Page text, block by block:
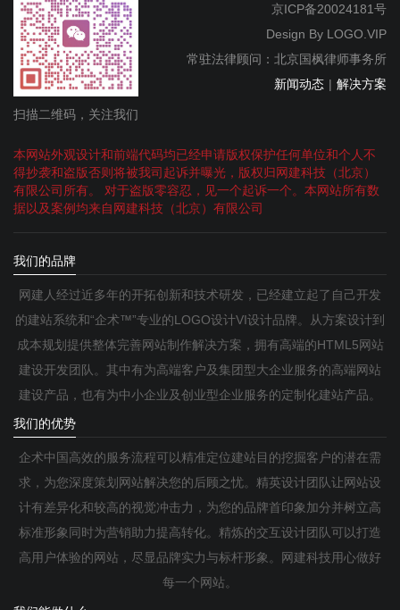
扫描二维码，关注我们
京ICP备20024181号
Design By LOGO.VIP
常驻法律顾问：北京国枫律师事务所
新闻动态 | 解决方案
本网站外观设计和前端代码均已经申请版权保护任何单位和个人不
得抄袭和盗版否则将被我司起诉并曝光，版权归网建科技（北京）
有限公司所有。 对于盗版零容忍，见一个起诉一个。本网站所有数
据以及案例均来自网建科技（北京）有限公司
我们的品牌
网建人经过近多年的开拓创新和技术研发，已经建立起了自己开发
的建站系统和“企术™”专业的LOGO设计VI设计品牌。从方案设计到
成本规划提供整体完善网站制作解决方案，拥有高端的HTML5网站
建设开发团队。其中有为高端客户及集团型大企业服务的高端网站
建设产品，也有为中小企业及创业型企业服务的定制化建站产品。
我们的优势
企术中国高效的服务流程可以精准定位建站目的挖掘客户的潜在需
求，为您深度策划网站解决您的后顾之忧。精英设计团队让网站设
计有差异化和较高的视觉冲击力，为您的品牌首印象加分并树立高
标准形象同时为营销助力提高转化。精炼的交互设计团队可以打造
高用户体验的网站，尽显品牌实力与标杆形象。网建科技用心做好
每一个网站。